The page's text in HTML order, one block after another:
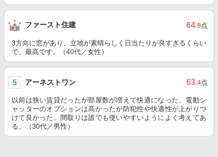
ファースト住建 64.8点
3方向に窓があり、立地が素晴らしく日当たりが良すぎるくらい
で、最高です。（40代／女性）
アーネストワン 63.4点
以前は狭い賃貸だったが部屋数が増えて快適になった。電動シ
ャッターのオプションは高かったが防犯性や快適性が上がりつ
けて良かった。間取りは誰でも使いやすいようによく考えてあ
る。（30代／男性）